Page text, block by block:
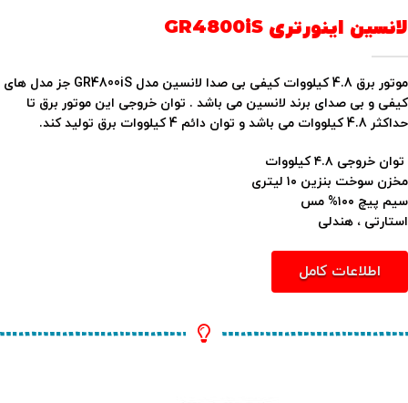
لانسین اینورتری GR4800iS
موتور برق 4.8 کیلووات کیفی بی صدا لانسین مدل GR4800iS جز مدل های
کیفی و بی صدای برند لانسین می باشد . توان خروجی این موتور برق تا
حداکثر 4.8 کیلووات می باشد و توان دائم 4 کیلووات برق تولید کند.
توان خروجی ۴.۸ کیلووات
مخزن سوخت بنزین ۱۰ لیتری
سیم پیچ ۱۰۰% مس
استارتی ، هندلی
اطلاعات کامل